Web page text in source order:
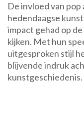
De invloed van
hedendaagse
impact gehad op
kijken. Met hun
uitgesproken stijl
blijvende indruk
kunstgeschiedenis.